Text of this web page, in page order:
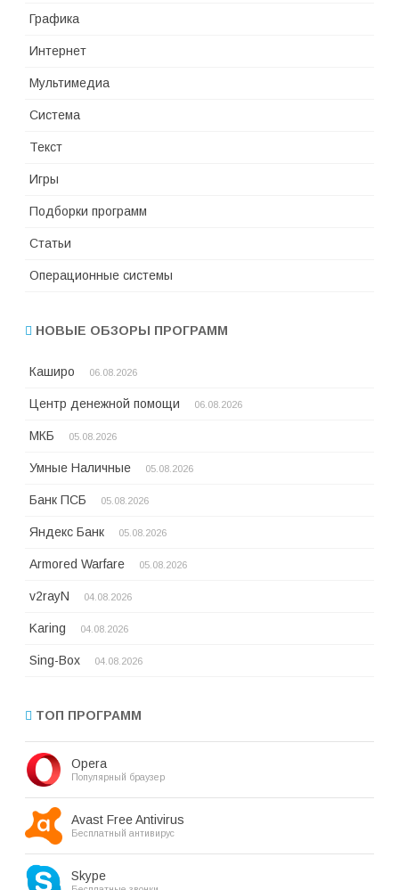
Графика
Интернет
Мультимедиа
Система
Текст
Игры
Подборки программ
Статьи
Операционные системы
НОВЫЕ ОБЗОРЫ ПРОГРАММ
Каширо 06.08.2026
Центр денежной помощи 06.08.2026
МКБ 05.08.2026
Умные Наличные 05.08.2026
Банк ПСБ 05.08.2026
Яндекс Банк 05.08.2026
Armored Warfare 05.08.2026
v2rayN 04.08.2026
Karing 04.08.2026
Sing-Box 04.08.2026
ТОП ПРОГРАММ
Opera
Популярный браузер
Avast Free Antivirus
Бесплатный антивирус
Skype